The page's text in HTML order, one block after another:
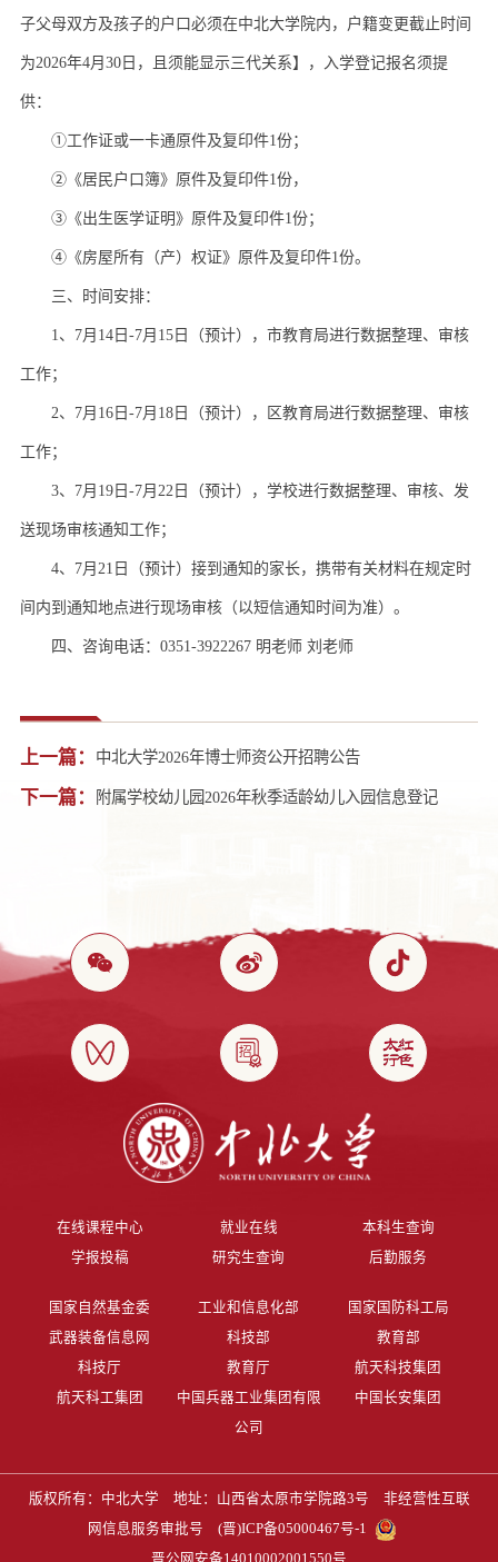
子父母双方及孩子的户口必须在中北大学院内，户籍变更截止时间
为2026年4月30日，且须能显示三代关系】，入学登记报名须提
供：
①工作证或一卡通原件及复印件1份；
②《居民户口簿》原件及复印件1份，
③《出生医学证明》原件及复印件1份；
④《房屋所有（产）权证》原件及复印件1份。
三、时间安排：
1、7月14日-7月15日（预计），市教育局进行数据整理、审核
工作；
2、7月16日-7月18日（预计），区教育局进行数据整理、审核
工作；
3、7月19日-7月22日（预计），学校进行数据整理、审核、发
送现场审核通知工作；
4、7月21日（预计）接到通知的家长，携带有关材料在规定时
间内到通知地点进行现场审核（以短信通知时间为准）。
四、咨询电话：0351-3922267 明老师 刘老师
上一篇： 中北大学2026年博士师资公开招聘公告
下一篇： 附属学校幼儿园2026年秋季适龄幼儿入园信息登记
在线课程中心 就业在线
本科生查询
学报投稿
研究生查询 后勤服务
国家自然基金委 工业和信息化部
国家国防科工局
武器装备信息网
科技部
教育部
科技厅
教育厅
航天科技集团
航天科工集团
中国兵器工业集团有限
公司
中国长安集团
版权所有：中北大学 地址：山西省太原市学院路3号 非经营性互联
网信息服务审批号(晋)ICP备05000467号-1
晋公网安备14010002001550号